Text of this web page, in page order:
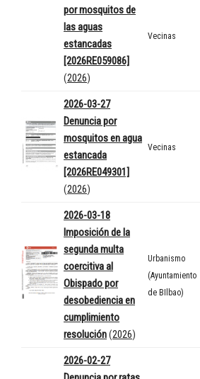
por mosquitos de
las aguas
estancadas
[2026RE059086]
(2026)
Vecinas
2026-03-27
Denuncia por
mosquitos en agua
estancada
[2026RE049301]
(2026)
Vecinas
2026-03-18
Imposición de la
segunda multa
coercitiva al
Obispado por
desobediencia en
cumplimiento
resolución(2026)
Urbanismo
(Ayuntamiento
de BIlbao)
2026-02-27